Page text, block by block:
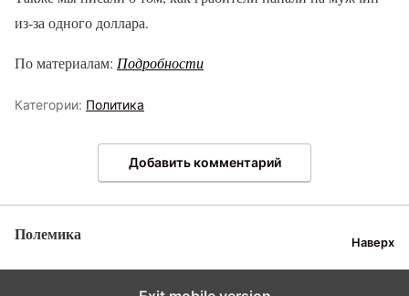
из-за одного доллара.
По материалам: Подробности
Категории: Политика
Добавить комментарий
Полемика Наверх